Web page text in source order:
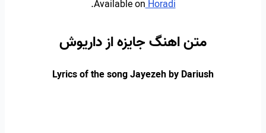
Available onHoradi
.
متن اهنگ جایزه از داریوش
Lyrics of the song Jayezeh by Dariush